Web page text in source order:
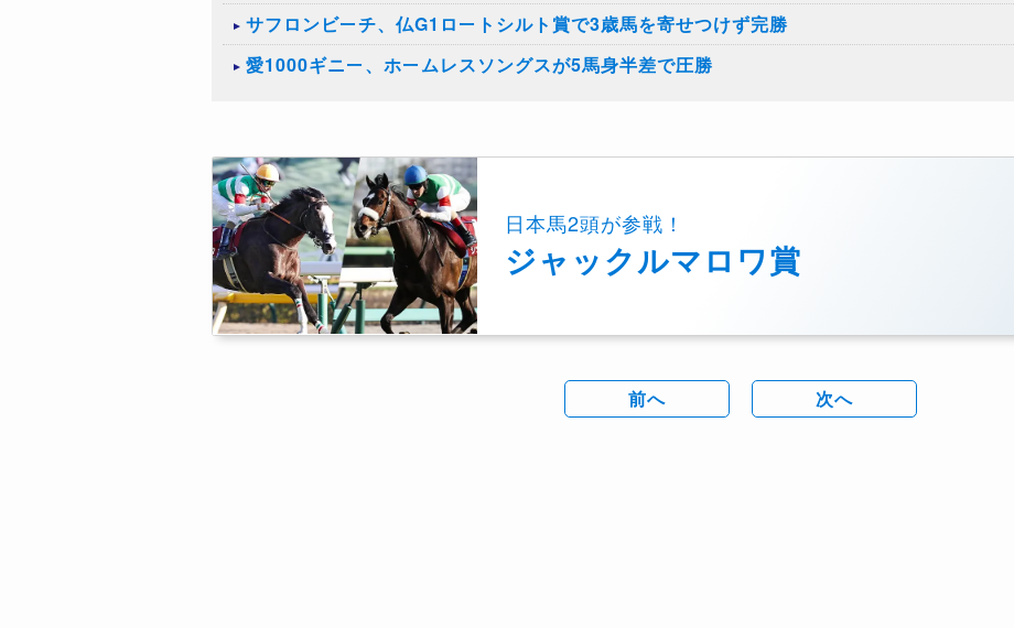
サフロンビーチ、仏G1ロートシルト賞で3歳馬を寄せつけず完勝
愛1000ギニー、ホームレスソングスが5馬身半差で圧勝
日本馬2頭が参戦！
ジャックルマロワ賞
前へ 次へ